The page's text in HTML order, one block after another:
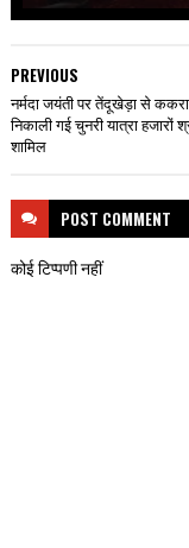
PREVIOUS
नर्मदा जयंती पर तेंदूखेड़ा से
निकाली गई चुनरी यात्रा हजारों
शामिल
POST COMMENT
कोई टिप्पणी नहीं